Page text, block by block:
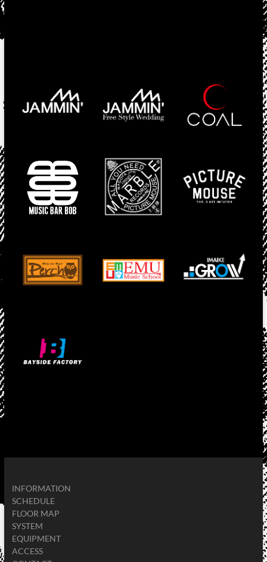
INFORMATION
SCHEDULE
FLOOR MAP
SYSTEM
EQUIPMENT
ACCESS